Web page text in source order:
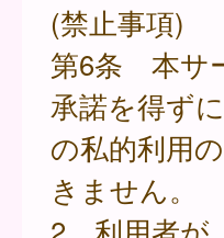
(禁止事項)
第6条 本サ
承諾を得ず
の私的利用
きません。
2 利用者が